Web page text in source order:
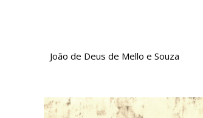
João de Deus de Mello e Souza